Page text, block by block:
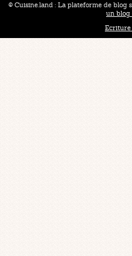
© Cuisine.land : La plateforme de blog
un blog